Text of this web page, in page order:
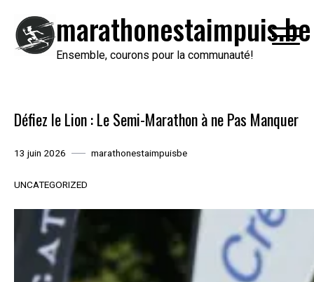
contenu
marathonestaimpuis.be
Ensemble, courons pour la communauté!
Défiez le Lion : Le Semi-Marathon à ne Pas Manquer
13 juin 2026 marathonestaimpuisbe
UNCATEGORIZED